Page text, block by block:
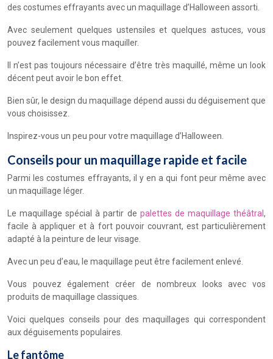
des costumes effrayants avec un maquillage d’Halloween assorti.
Avec seulement quelques ustensiles et quelques astuces, vous
pouvez facilement vous maquiller.
Il n’est pas toujours nécessaire d’être très maquillé, même un look
décent peut avoir le bon effet.
Bien sûr, le design du maquillage dépend aussi du déguisement que
vous choisissez.
Inspirez-vous un peu pour votre maquillage d’Halloween.
Conseils pour un maquillage rapide et facile
Parmi les costumes effrayants, il y en a qui font peur même avec
un maquillage léger.
Le maquillage spécial à partir de palettes de maquillage théâtral,
facile à appliquer et à fort pouvoir couvrant, est particulièrement
adapté à la peinture de leur visage.
Avec un peu d’eau, le maquillage peut être facilement enlevé.
Vous pouvez également créer de nombreux looks avec vos
produits de maquillage classiques.
Voici quelques conseils pour des maquillages qui correspondent
aux déguisements populaires.
Le fantôme